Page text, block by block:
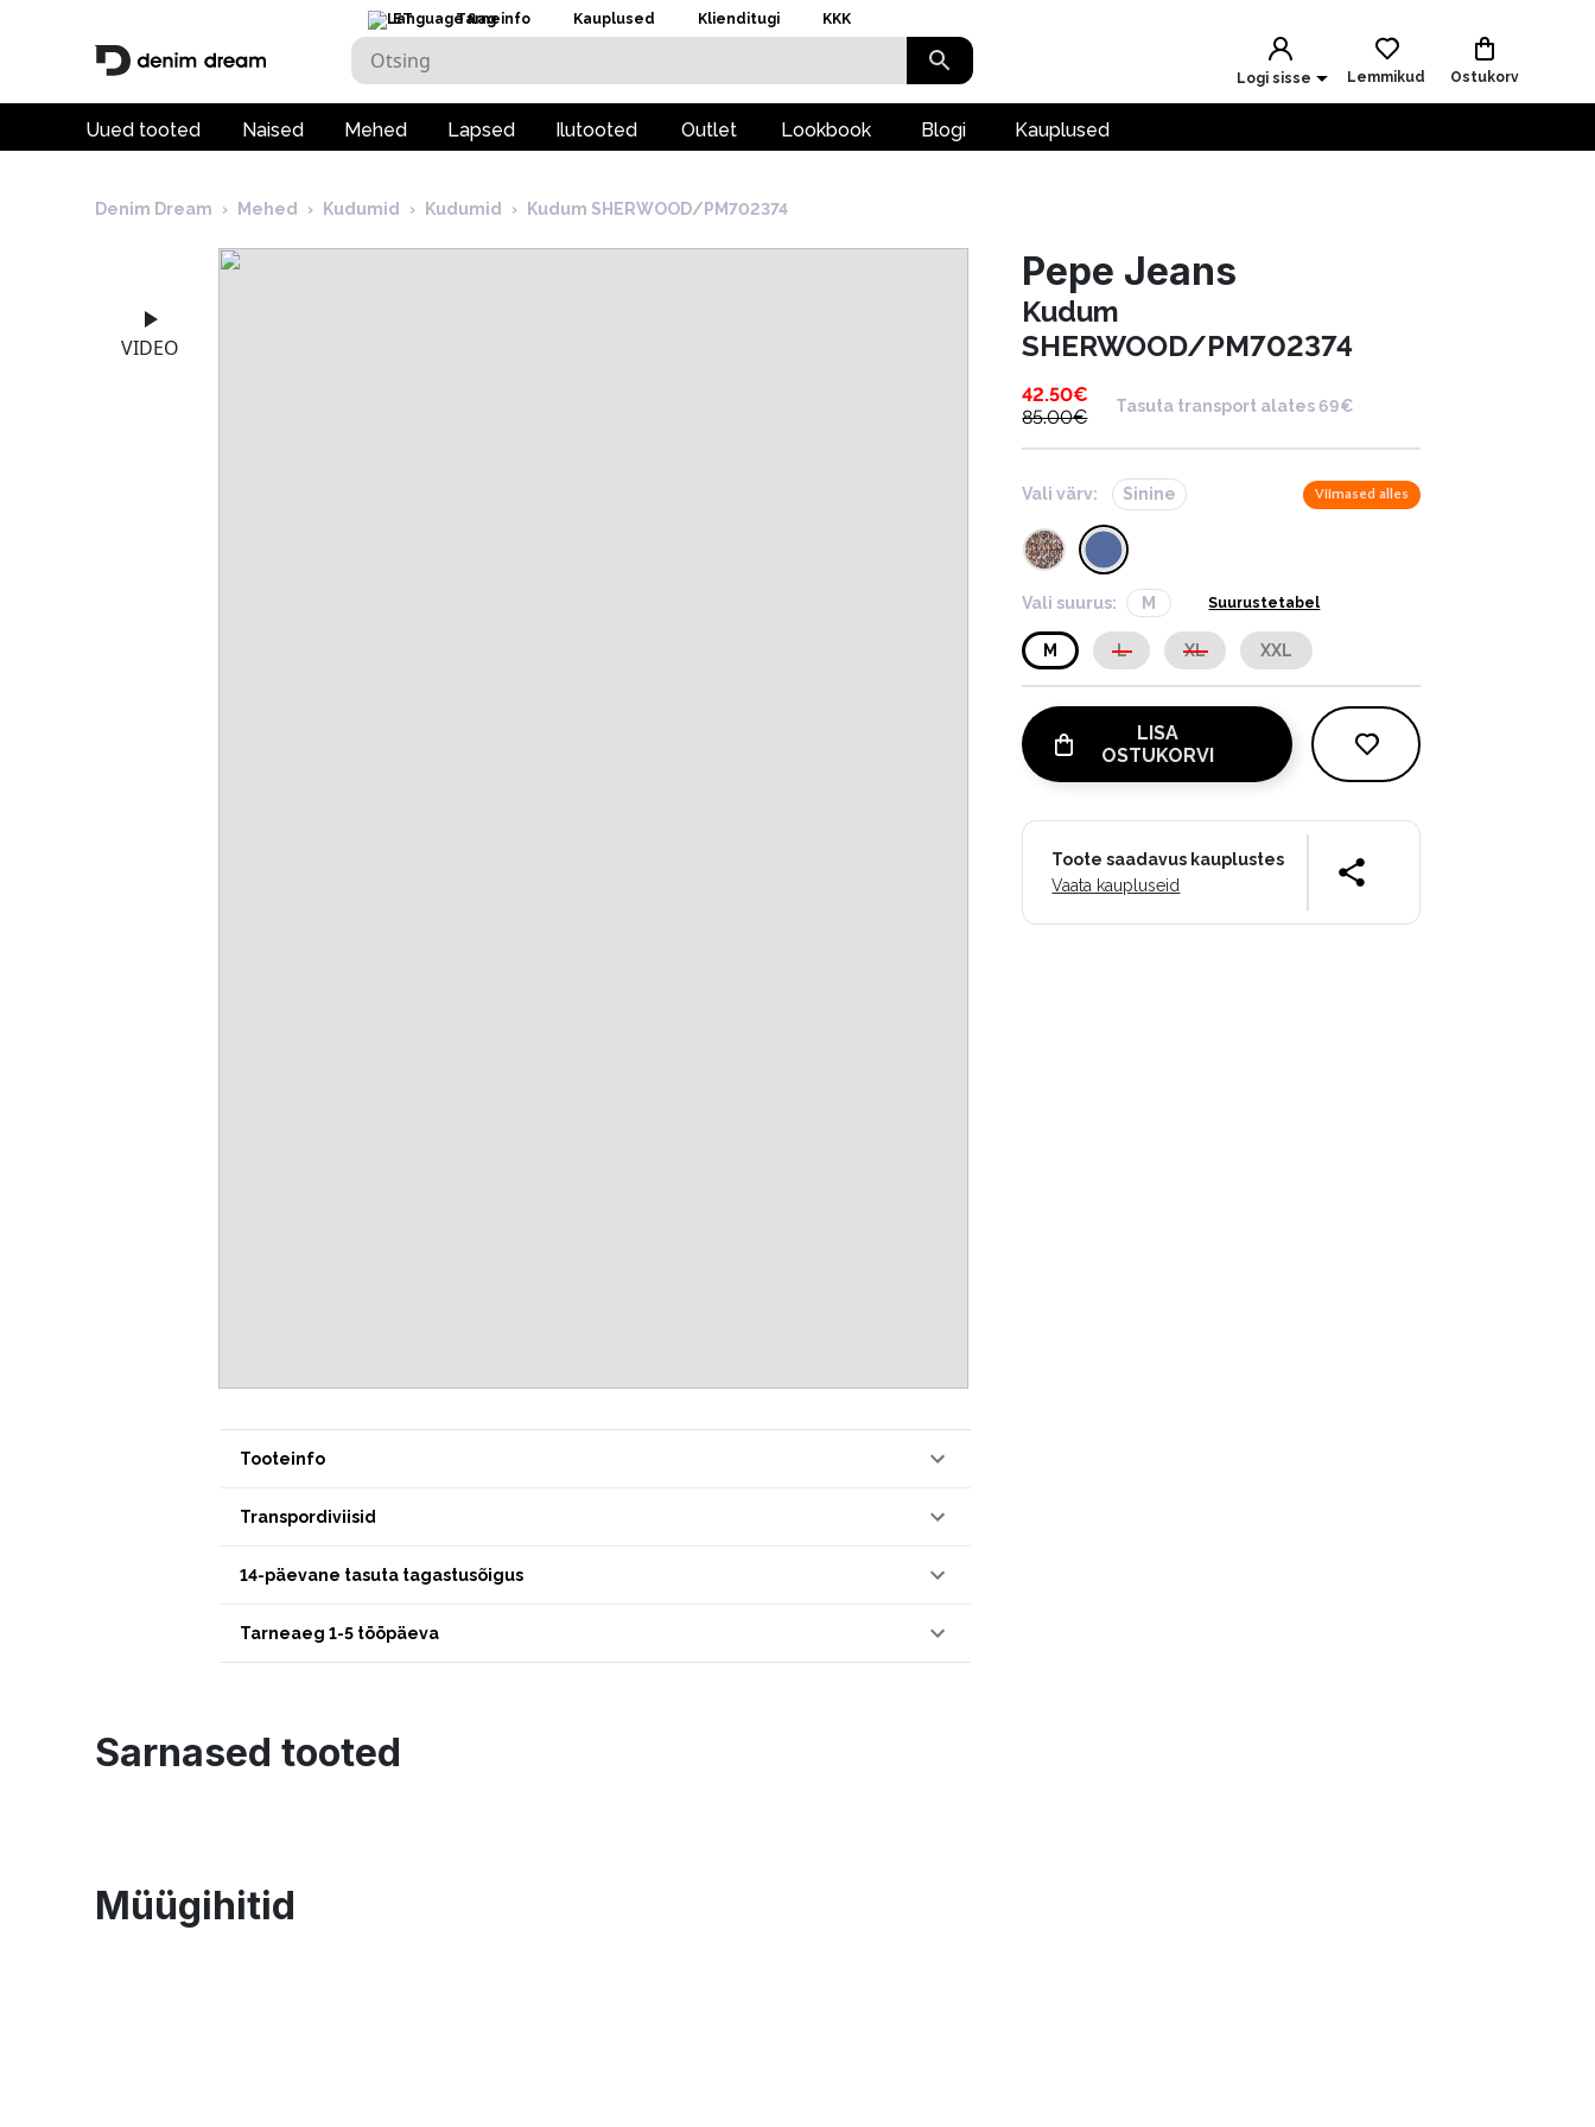
ET Tarneinfo Kauplused Klienditugi KKK
Logi sisse Lemmikud Ostukorv
Uued tooted Naised Mehed Lapsed Ilutooted Outlet Lookbook Blogi Kauplused
Denim Dream › Mehed › Kudumid › Kudumid › Kudum SHERWOOD/PM702374
VIDEO
Tooteinfo
Transpordiviisid
14-päevane tasuta tagastusõigus
Tarneaeg 1-5 tööpäeva
Pepe Jeans
Kudum
SHERWOOD/PM702374
42.50€
85.00€
Tasuta transport alates 69€
Vali värv: Sinine Viimased alles
Vali suurus: M Suurustetabel
M L XL XXL
LISA
OSTUKORVI
Toote saadavus kauplustes
Vaata kaupluseid
Sarnased tooted
Müügihitid